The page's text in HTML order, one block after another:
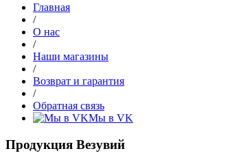
Главная
/
О нас
/
Наши магазины
/
Возврат и гарантия
/
Обратная связь
Мы в VK
Продукция Везувий